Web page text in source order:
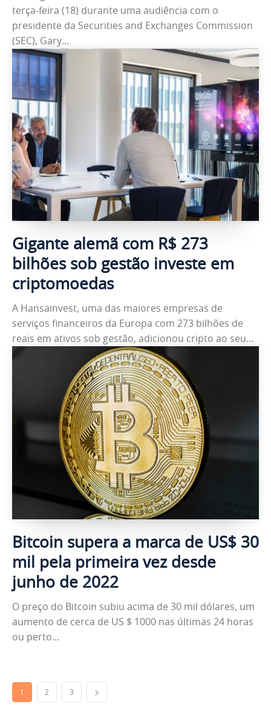
terça-feira (18) durante uma audiência com o
presidente da Securities and Exchanges Commission
(SEC), Gary...
Gigante alemã com R$ 273
bilhões sob gestão investe em
criptomoedas
A Hansainvest, uma das maiores empresas de
serviços financeiros da Europa com 273 bilhões de
reais em ativos sob gestão, adicionou cripto ao seu...
Bitcoin supera a marca de US$ 30
mil pela primeira vez desde
junho de 2022
O preço do Bitcoin subiu acima de 30 mil dólares, um
aumento de cerca de US $ 1000 nas últimas 24 horas
ou perto...
1 2 3